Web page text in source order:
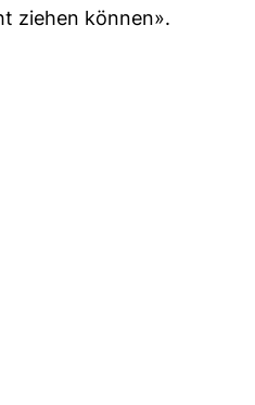
ziehen können».